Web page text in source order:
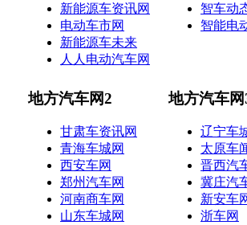
新能源车资讯网
电动车市网
新能源车未来
人人电动汽车网
智车动
智能电
地方汽车网2
甘肃车资讯网
青海车城网
西安车网
郑州汽车网
河南商车网
山东车城网
地方汽车网
辽宁车
太原车
晋西汽
冀庄汽
新安车
浙车网